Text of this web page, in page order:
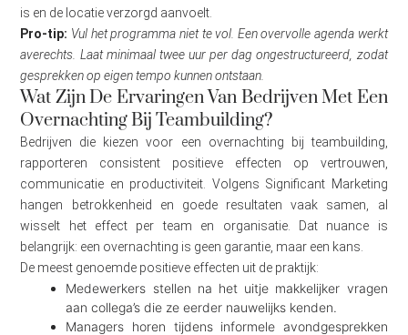
is en de locatie verzorgd aanvoelt.
Pro-tip: Vul het programma niet te vol. Een overvolle agenda werkt
averechts. Laat minimaal twee uur per dag ongestructureerd, zodat
gesprekken op eigen tempo kunnen ontstaan.
Wat Zijn De Ervaringen Van Bedrijven Met Een
Overnachting Bij Teambuilding?
Bedrijven die kiezen voor een overnachting bij teambuilding,
rapporteren consistent positieve effecten op vertrouwen,
communicatie en productiviteit. Volgens Significant Marketing
hangen betrokkenheid en goede resultaten vaak samen, al
wisselt het effect per team en organisatie. Dat nuance is
belangrijk: een overnachting is geen garantie, maar een kans.
De meest genoemde positieve effecten uit de praktijk:
Medewerkers stellen na het uitje makkelijker vragen
aan collega’s die ze eerder nauwelijks kenden.
Managers horen tijdens informele avondgesprekken